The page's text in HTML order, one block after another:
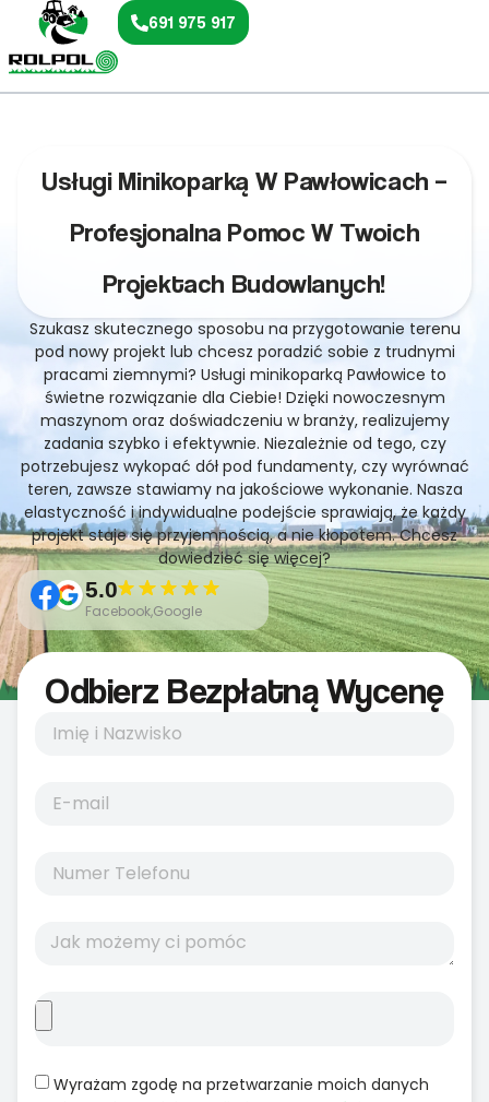
691 975 917
Usługi Minikoparką W Pawłowicach –
Profesjonalna Pomoc W Twoich
Projektach Budowlanych!
Szukasz skutecznego sposobu na przygotowanie terenu
pod nowy projekt lub chcesz poradzić sobie z trudnymi
pracami ziemnymi? Usługi minikoparką Pawłowice to
świetne rozwiązanie dla Ciebie! Dzięki nowoczesnym
maszynom oraz doświadczeniu w branży, realizujemy
zadania szybko i efektywnie. Niezależnie od tego, czy
potrzebujesz wykopać dół pod fundamenty, czy wyrównać
teren, zawsze stawiamy na jakościowe wykonanie. Nasza
elastyczność i indywidualne podejście sprawiają, że każdy
projekt staje się przyjemnością, a nie kłopotem. Chcesz
dowiedzieć się więcej?
5.0
Facebook,Google
Odbierz Bezpłatną Wycenę
Wyrażam zgodę na przetwarzanie moich danych